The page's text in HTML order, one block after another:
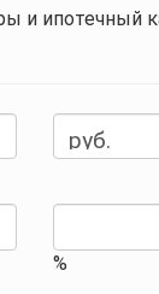
и ипотечный
%